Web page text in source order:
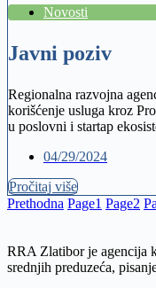
Novosti
Javni poziv
Regionalna razvojna
korišćenje usluga kroz
u poslovni i startap
04/29/2024
Pročitaj više
Prethodna Page1 Page2
RRA Zlatibor je agencija
srednjih preduzeća,